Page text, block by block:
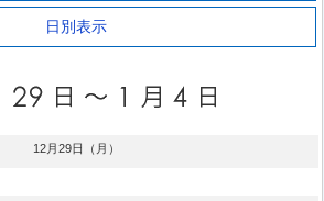
日別表示
12月29日（月）